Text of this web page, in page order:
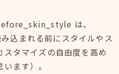
は、
込まれる前にスタイルやス
タマイズの自由度を高め
ます）。